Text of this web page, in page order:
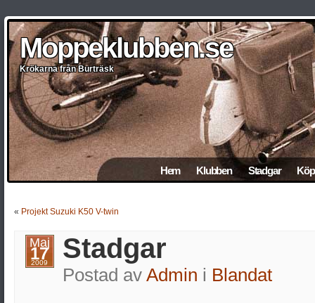
Moppeklubben.se
Moppeklubben.se
Moppeklubben.se
Moppeklubben.se
Moppeklubben.se
Krökarna från Burträsk
Krökarna från Burträsk
Krökarna från Burträsk
Krökarna från Burträsk
Krökarna från Burträsk
Hem Klubben Stadgar
« Projekt Suzuki K50 V-twin
Maj
17
2009 Stadgar
Postad av Admin i Blandat